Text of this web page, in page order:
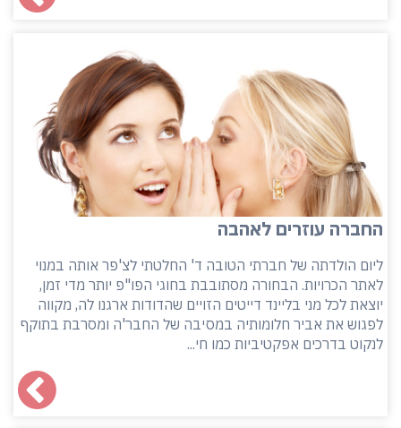
החברה עוזרים לאהבה
ליום הולדתה של חברתי הטובה ד' החלטתי לצ'פר אותה במנוי
לאתר הכרויות. הבחורה מסתובבת בחוגי הפו"פ יותר מדי זמן,
יוצאת לכל מני בליינד דייטים הזויים שהדודות ארגנו לה, מקווה
לפגוש את אביר חלומותיה במסיבה של החבר'ה ומסרבת בתוקף
לנקוט בדרכים אפקטיביות כמו חי...